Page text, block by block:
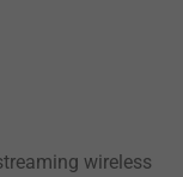
wireless